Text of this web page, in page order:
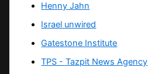
Henny Jahn
Israel unwired
Gatestone Institute
TPS -Tazpit News Agency